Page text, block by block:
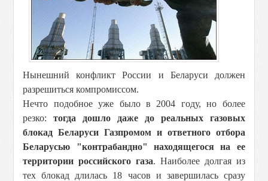
Нынешний конфликт России и Беларуси должен
разрешиться компромиссом.
Нечто подобное уже было в 2004 году, но более
резко:тогда дошло даже до реальных газовых
блокад Беларуси Газпромом и ответного отбора
Беларусью "контрабандно" находящегося на ее
территории российского газа. Наиболее долгая из
тех блокад длилась 18 часов и завершилась сразу